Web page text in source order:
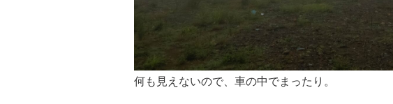
何も見えないので、車の中でまったり。